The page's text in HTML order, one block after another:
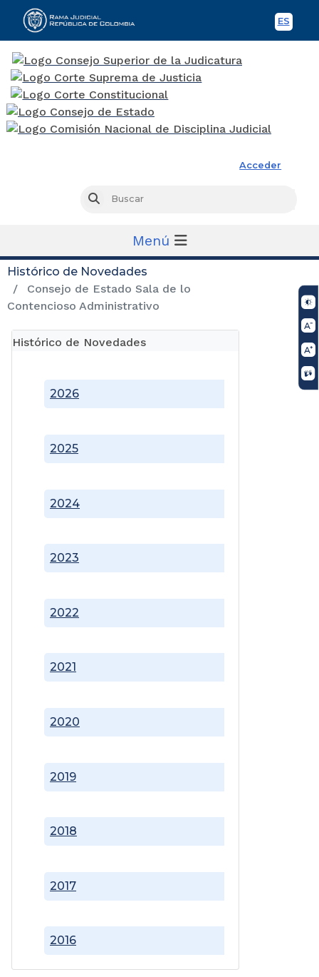
ES
Acceder
Buscar
Menú
Histórico de Novedades
Consejo de Estado Sala de lo
Contencioso Administrativo
Histórico de Novedades
2016
2017
2018
2019
2020
2021
2022
2023
2024
2025
2026